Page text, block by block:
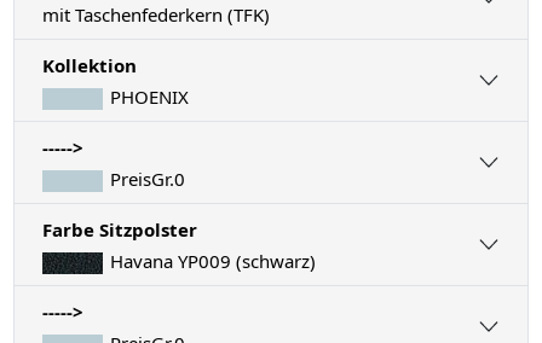
mit Taschenfederkern (TFK)
Kollektion
PHOENIX
----->
PreisGr.0
Farbe Sitzpolster
Havana YP009 (schwarz)
----->